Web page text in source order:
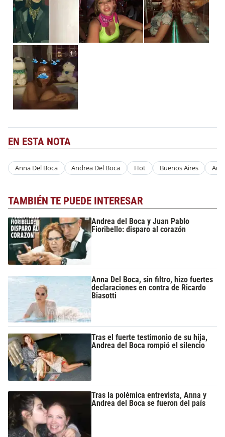
EN ESTA NOTA
Anna Del Boca Andrea Del Boca Hot Buenos Aires
TAMBIÉN TE PUEDE INTERESAR
Andrea del Boca y Juan Pablo
Fioribello: disparo al corazón
Anna Del Boca, sin filtro, hizo fuertes
declaraciones en contra de Ricardo
Biasotti
Tras el fuerte testimonio de su hija,
Andrea del Boca rompió el silencio
Tras la polémica entrevista, Anna y
Andrea del Boca se fueron del país